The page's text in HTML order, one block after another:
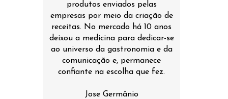
produtos enviados pelas
empresas por meio da criação de
receitas. No mercado há 10 anos
deixou a medicina para dedicar-se
ao universo da gastronomia e da
comunicação e, permanece
confiante na escolha que fez.
Jose Germânio